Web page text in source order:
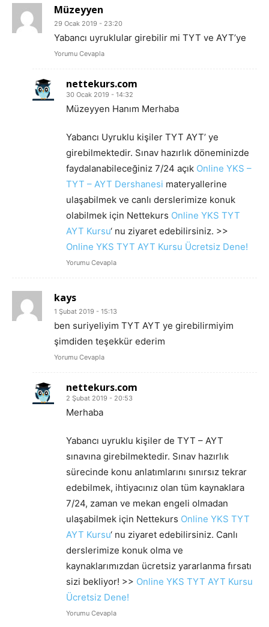
Müzeyyen
29 Ocak 2019 - 23:20
Yabancı uyruklular girebilir mi TYT ve AYT’ye
Yorumu Cevapla
nettekurs.com
30 Ocak 2019 - 14:32
Müzeyyen Hanım Merhaba
Yabancı Uyruklu kişiler TYT AYT’ ye
girebilmektedir. Sınav hazırlık döneminizde
faydalanabileceğiniz 7/24 açık Online YKS –
TYT – AYT Dershanesi materyallerine
ulaşabilmek ve canlı derslerimize konuk
olabilmek için Nettekurs Online YKS TYT
AYT Kursu‘ nu ziyaret edebilirsiniz. >>
Online YKS TYT AYT Kursu Ücretsiz Dene!
Yorumu Cevapla
kays
1 Şubat 2019 - 15:13
ben suriyeliyim TYT AYT ye girebilirmiyim
şimdiden teşekkür ederim
Yorumu Cevapla
nettekurs.com
2 Şubat 2019 - 20:53
Merhaba
Yabancı uyruklu kişiler de TYT – AYT
sınavına girebilmektedir. Sınav hazırlık
sürecinde konu anlatımlarını sınırsız tekrar
edebilmek, ihtiyacınız olan tüm kaynaklara
7/24, zaman ve mekan engeli olmadan
ulaşabilmek için Nettekurs Online YKS TYT
AYT Kursu‘ nu ziyaret edebilirsiniz. Canlı
derslerimize konuk olma ve
kaynaklarımızdan ücretsiz yararlanma fırsatı
sizi bekliyor! >> Online YKS TYT AYT Kursu
Ücretsiz Dene!
Yorumu Cevapla